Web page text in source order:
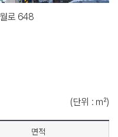
로 648
(단위 : ㎡)
면적